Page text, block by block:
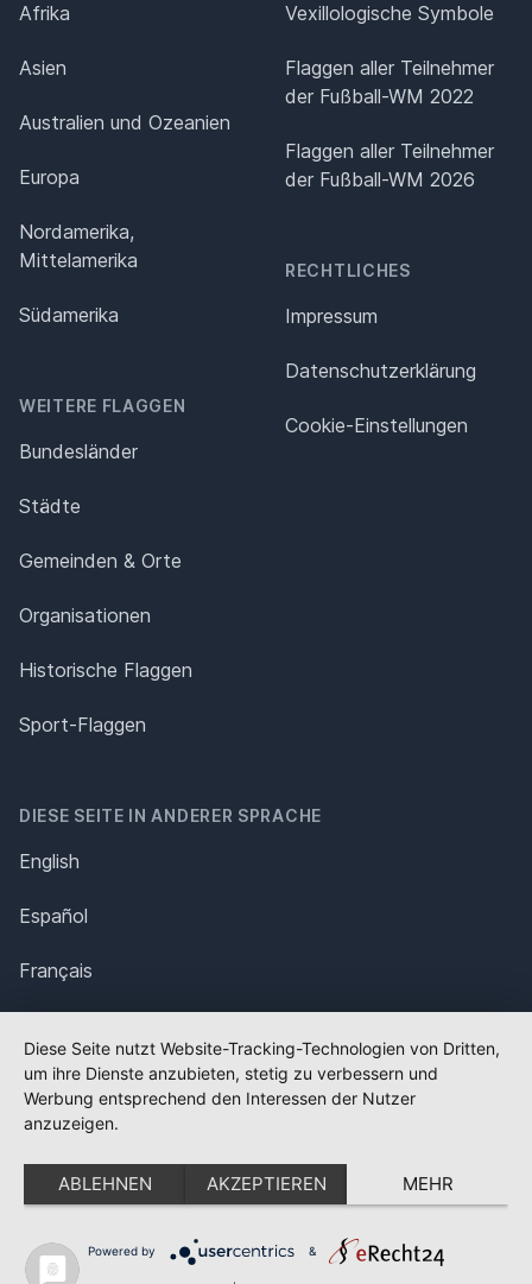
Afrika
Asien
Australien und Ozeanien
Europa
Nordamerika,
Mittelamerika
Südamerika
WEITERE FLAGGEN
Bundesländer
Städte
Gemeinden & Orte
Organisationen
Historische Flaggen
Sport-Flaggen
Vexillologische Symbole
Flaggen aller Teilnehmer
der Fußball-WM 2022
Flaggen aller Teilnehmer
der Fußball-WM 2026
RECHTLICHES
Impressum
Datenschutz­erklärung
Cookie-Einstellungen
DIESE SEITE IN ANDERER SPRACHE
English
Español
Français
Polska
Português
Nederlands
Svenska
Diese Seite nutzt Website-Tracking-Technologien von Dritten,
um ihre Dienste anzubieten, stetig zu verbessern und
Werbung entsprechend den Interessen der Nutzer
anzuzeigen.
ABLEHNEN AKZEPTIEREN MEHR
Powered by &